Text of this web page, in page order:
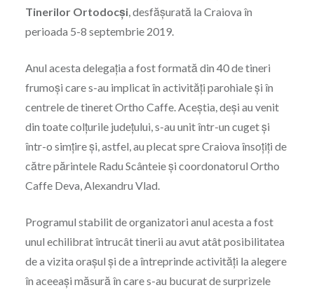
Tinerilor Ortodocși, desfășurată la Craiova în
perioada 5-8 septembrie 2019.
Anul acesta delegaţia a fost formată din 40 de tineri
frumoşi care s-au implicat în activităţi parohiale şi în
centrele de tineret Ortho Caffe. Aceştia, deşi au venit
din toate colţurile judeţului, s-au unit într-un cuget şi
într-o simţire şi, astfel, au plecat spre Craiova însoţiţi de
către părintele Radu Scânteie şi coordonatorul Ortho
Caffe Deva, Alexandru Vlad.
Programul stabilit de organizatori anul acesta a fost
unul echilibrat întrucât tinerii au avut atât posibilitatea
de a vizita oraşul şi de a întreprinde activităţi la alegere
în aceeaşi măsură în care s-au bucurat de surprizele